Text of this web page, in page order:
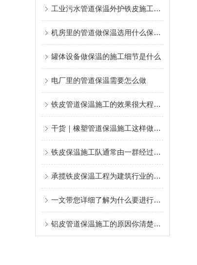
工业污水管道保温外护铁皮施工队哪里的专业
机房里的管道做保温选用什么保温材料
罐体设备做保温的施工细节是什么
电厂里的管道保温需要怎么做
铁皮管道保温施工的效果很大程度上取决于细节处理
干货｜橡塑管道保温施工这样做，不返工、更耐用！
铁皮保温施工队通常由一群经过严格培训的专业人员组成
承揽铁皮保温工程为建筑行业的可持续发展做出了贡献
一文带您详细了解为什么要进行设备铁皮保温施工？
铝皮管道保温施工的原因你清楚么？